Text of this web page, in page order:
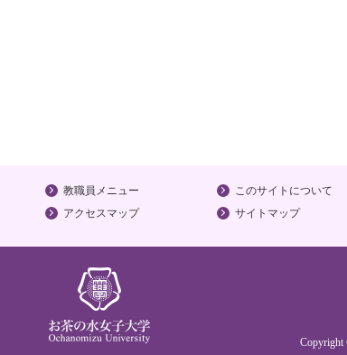
教職員メニュー このサイトについて
アクセスマップ サイトマップ